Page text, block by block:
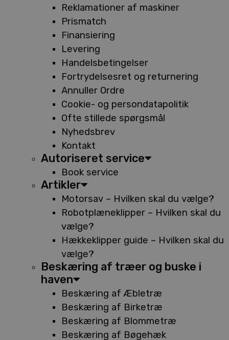
Reklamationer af maskiner
Prismatch
Finansiering
Levering
Handelsbetingelser
Fortrydelsesret og returnering
Annuller Ordre
Cookie- og persondatapolitik
Ofte stillede spørgsmål
Nyhedsbrev
Kontakt
Autoriseret service
Book service
Artikler
Motorsav – Hvilken skal du vælge?
Robotplæneklipper – Hvilken skal du
vælge?
Hækkeklipper guide – Hvilken skal du
vælge?
Beskæring af træer og buske i
haven
Beskæring af Æbletræ
Beskæring af Birketræ
Beskæring af Blommetræ
Beskæring af Bøgehæk